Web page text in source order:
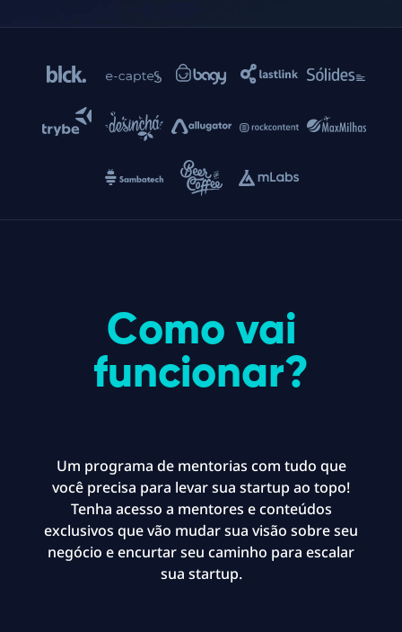
Como vai
funcionar?
Um programa de mentorias com tudo que
você precisa para levar sua startup ao topo!
Tenha acesso a mentores e conteúdos
exclusivos que vão mudar sua visão sobre seu
negócio e encurtar seu caminho para escalar
sua startup.